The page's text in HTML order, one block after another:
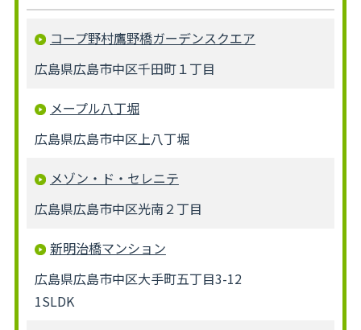
コープ野村鷹野橋ガーデンスクエア
広島県広島市中区千田町１丁目
メープル八丁堀
広島県広島市中区上八丁堀
メゾン・ド・セレニテ
広島県広島市中区光南２丁目
新明治橋マンション
広島県広島市中区大手町五丁目3-12
1SLDK